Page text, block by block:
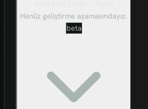
Henüz geliştirme aşamasındayız.
beta